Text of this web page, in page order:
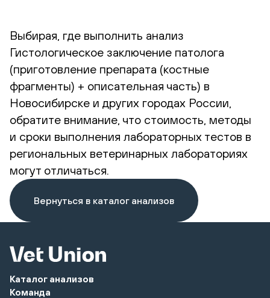
Выбирая, где выполнить анализ
Гистологическое заключение патолога
(приготовление препарата (костные
фрагменты) + описательная часть) в
Новосибирске и других городах России,
обратите внимание, что стоимость, методы
и сроки выполнения лабораторных тестов в
региональных ветеринарных лабораториях
могут отличаться.
Вернуться в каталог анализов
Каталог анализов
Команда